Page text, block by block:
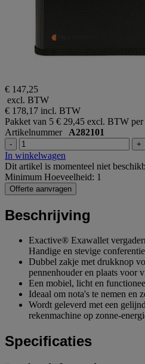
€ 147,25
excl. BTW
€ 178,17 incl. BTW
Pakket van 5 € 29,45 excl. BTW per
Artikelnummer A282101
- +
In winkelwagen
Dit artikel is momenteel niet
Minimum Hoeveelheid: 1
Offerte aanvragen
Beschrijving
Exactive® Exawallet
Handige en stevige
Dubbel zakje met drukknop
pennenhouder en plaats voor
Een mobiel, licht en
Ideaal om nota's te nemen en
Wordt geleverd met een
rekenmachine op zonne-
Specificaties